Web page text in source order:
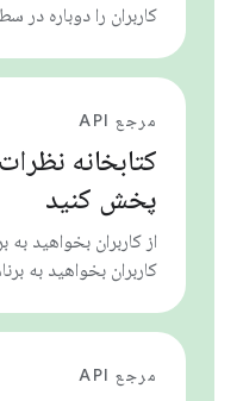
کاربران را دوباره
مرجع API
کتابخانه
پخش کنید
از کاربران بخواهید به
کاربران بخواهید به
مرجع API